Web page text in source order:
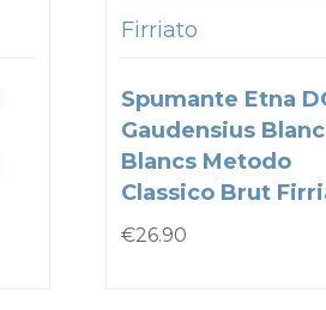
Firriato
Spumante Etna
Gaudensius
Blancs Metodo
Classico Brut
€26.90